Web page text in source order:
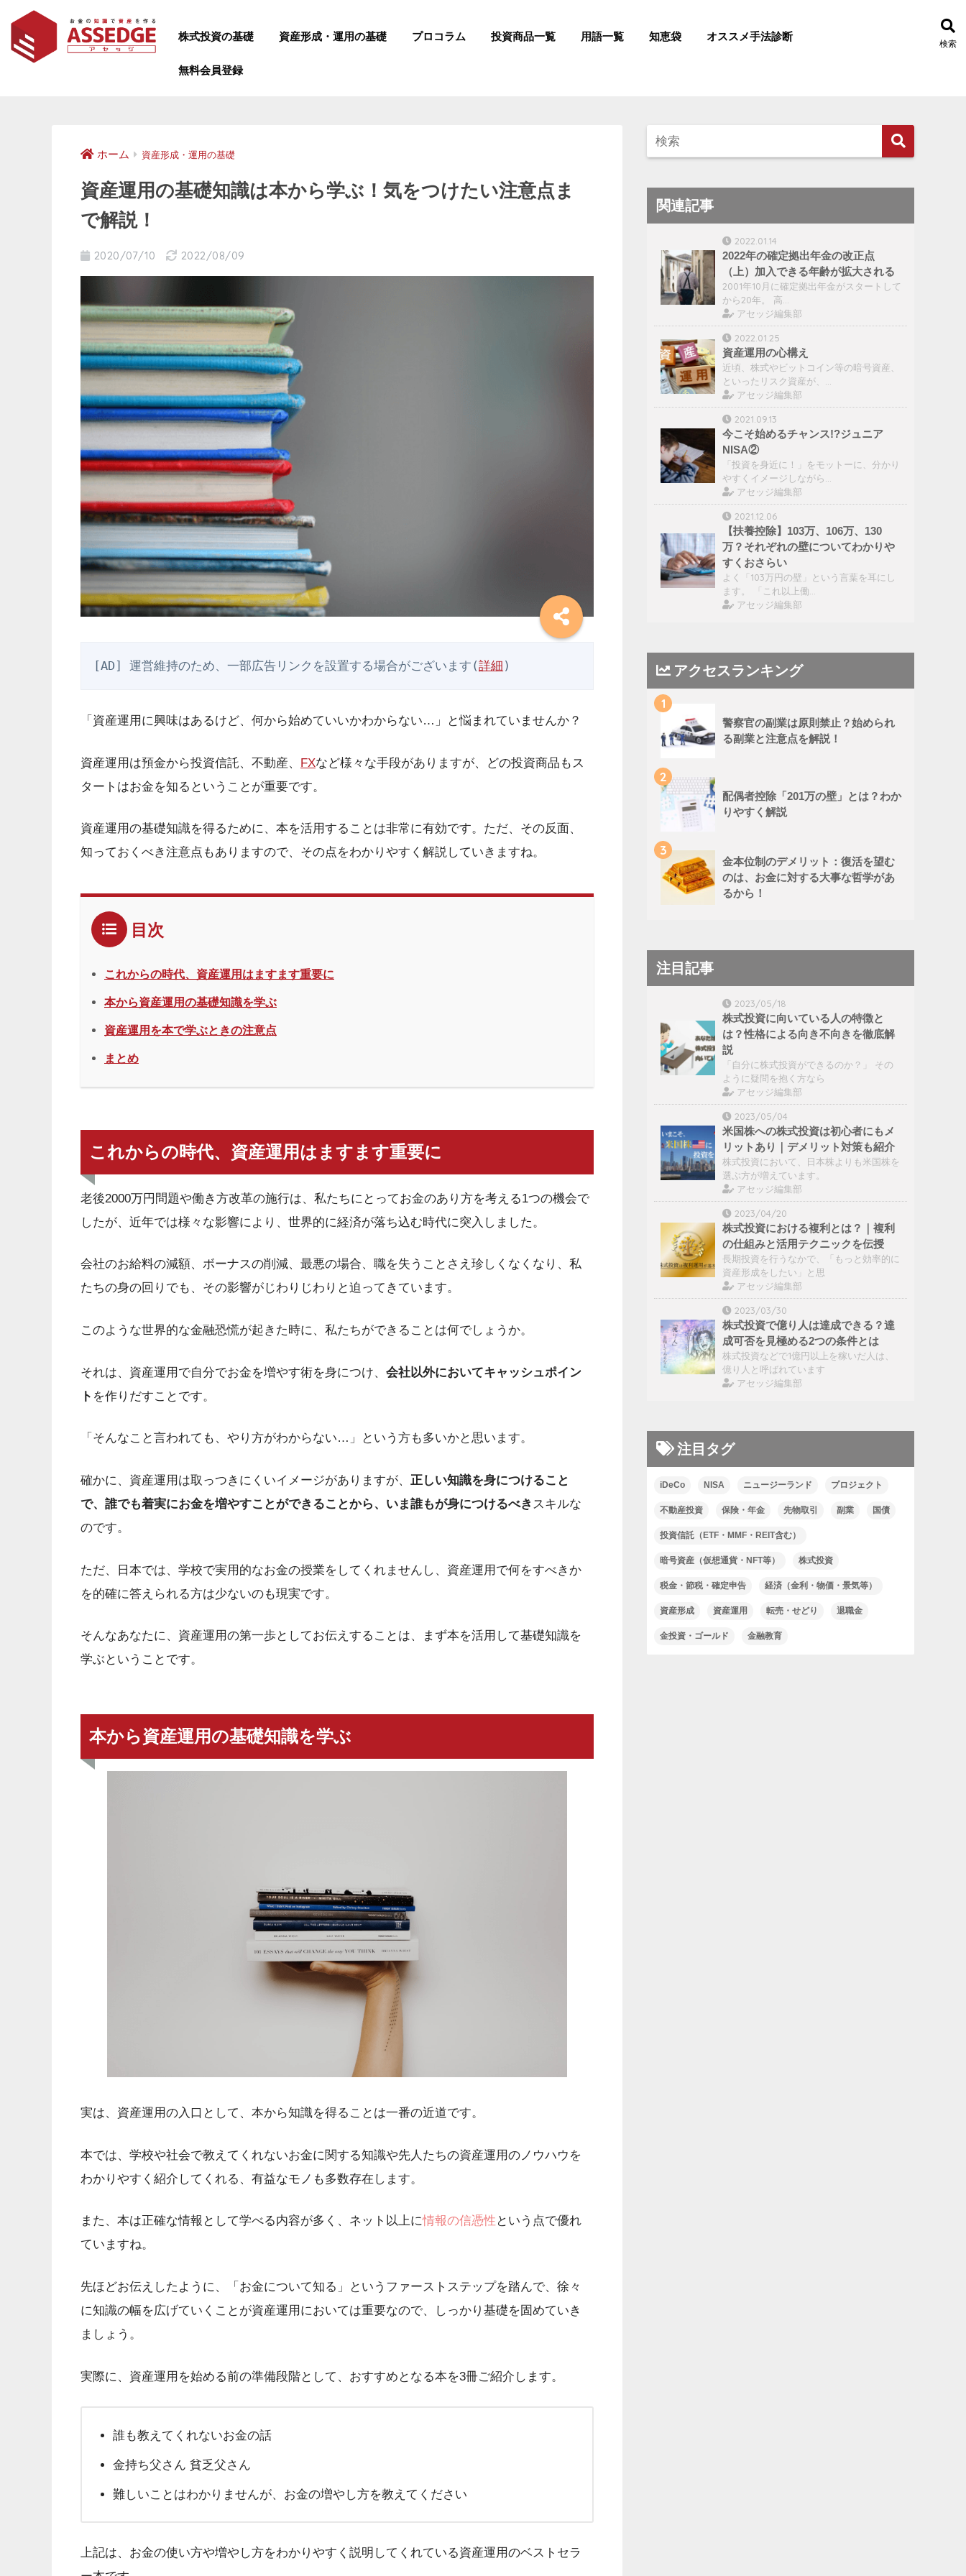
株式投資の基礎 資産形成・運用の基礎 プロコラム 投資商品一覧 用語一覧 知恵袋 オススメ手法診断
無料会員登録
検索
ホーム 資産形成・運用の基礎
資産運用の基礎知識は本から学ぶ！気をつけたい注意点ま
で解説！
2020/07/10 2022/08/09
[AD] 運営維持のため、一部広告リンクを設置する場合がございます(詳細 )
「資産運用に興味はあるけど、何から始めていいかわからない…」と悩まれていませんか？
資産運用は預金から投資信託、不動産、 FXなど様々な手段がありますが、どの投資商品もス
タートはお金を知るということが重要です。
資産運用の基礎知識を得るために、本を活用することは非常に有効です。ただ、その反面、
知っておくべき注意点もありますので、その点をわかりやすく解説していきますね。
目次
これからの時代、資産運用はますます重要に
本から資産運用の基礎知識を学ぶ
資産運用を本で学ぶときの注意点
まとめ
これからの時代、資産運用はますます重要に
老後2000万円問題や働き方改革の施行は、私たちにとってお金のあり方を考える1つの機会で
したが、近年では様々な影響により、世界的に経済が落ち込む時代に突入しました。
会社のお給料の減額、ボーナスの削減、最悪の場合、職を失うことさえ珍しくなくなり、私
たちの身の回りでも、その影響がじわりじわりと迫ってきています。
このような世界的な金融恐慌が起きた時に、私たちができることは何でしょうか。
それは、資産運用で自分でお金を増やす術を身につけ、 会社以外においてキャッシュポイン
ト を作りだすことです。
「そんなこと言われても、やり方がわからない…」という方も多いかと思います。
確かに、資産運用は取っつきにくいイメージがありますが、 正しい知識を身につけること
で、誰でも着実にお金を増やすことができることから、いま誰もが身につけるべき スキルな
のです。
ただ、日本では、学校で実用的なお金の授業をしてくれませんし、資産運用で何をすべきか
を的確に答えられる方は少ないのも現実です。
そんなあなたに、資産運用の第一歩としてお伝えすることは、まず本を活用して基礎知識を
学ぶということです。
本から資産運用の基礎知識を学ぶ
実は、資産運用の入口として、本から知識を得ることは一番の近道です。
本では、学校や社会で教えてくれないお金に関する知識や先人たちの資産運用のノウハウを
わかりやすく紹介してくれる、有益なモノも多数存在します。
また、本は正確な情報として学べる内容が多く、ネット以上に情報の信憑性 という点で優れ
ていますね。
先ほどお伝えしたように、「お金について知る」というファーストステップを踏んで、徐々
に知識の幅を広げていくことが資産運用においては重要なので、しっかり基礎を固めていき
ましょう。
実際に、資産運用を始める前の準備段階として、おすすめとなる本を3冊ご紹介します。
誰も教えてくれないお金の話
金持ち父さん 貧乏父さん
難しいことはわかりませんが、お金の増やし方を教えてください
上記は、お金の使い方や増やし方をわかりやすく説明してくれている資産運用のベストセラ
関連記事
2022.01.14
2022年の確定拠出年金の改正点
（上）加入できる年齢が拡大される
2001年10月に確定拠出年金がスタートして
から20年。 高…
アセッジ編集部
2022.01.25
資産運用の心構え
近頃、株式やビットコイン等の暗号資産、
といったリスク資産が、…
アセッジ編集部
2021.09.13
今こそ始めるチャンス!?ジュニア
NISA②
「投資を身近に！」をモットーに、分かり
やすくイメージしながら…
アセッジ編集部
2021.12.06
【扶養控除】103万、106万、130
万？それぞれの壁についてわかりや
すくおさらい
よく「103万円の壁」という言葉を耳にし
ます。 「これ以上働…
アセッジ編集部
アクセスランキング
1
警察官の副業は原則禁止？始められ
る副業と注意点を解説！
2
配偶者控除「201万の壁」とは？わか
りやすく解説
3
金本位制のデメリット：復活を望む
のは、お金に対する大事な哲学があ
るから！
注目記事
2023/05/18
株式投資に向いている人の特徴と
は？性格による向き不向きを徹底解
説
「自分に株式投資ができるのか？」 その
ように疑問を抱く方なら
アセッジ編集部
2023/05/04
米国株への株式投資は初心者にもメ
リットあり｜デメリット対策も紹介
株式投資において、日本株よりも米国株を
選ぶ方が増えています。
アセッジ編集部
2023/04/20
株式投資における複利とは？｜複利
の仕組みと活用テクニックを伝授
長期投資を行うなかで、「もっと効率的に
資産形成をしたい」と思
アセッジ編集部
2023/03/30
株式投資で億り人は達成できる？達
成可否を見極める2つの条件とは
株式投資などで1億円以上を稼いだ人は、
億り人と呼ばれています
アセッジ編集部
注目タグ
iDeCo NISA ニュージーランド プロジェクト
不動産投資 保険・年金 先物取引 副業 国債
投資信託（ETF・MMF・REIT含む）
暗号資産（仮想通貨・NFT等） 株式投資
税金・節税・確定申告 経済（金利・物価・景気等）
資産形成 資産運用 転売・せどり 退職金
金投資・ゴールド 金融教育